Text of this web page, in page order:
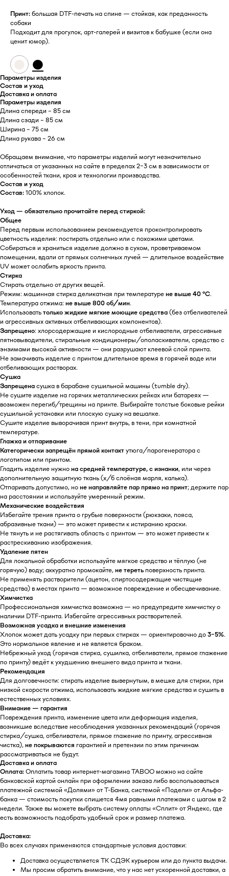
Принт:большая DTF-печать на спине — стойкая, как преданность
собаки
Подходит для прогулок, арт-галерей и визитов к бабушке (если она
ценит юмор).
●
Параметры изделия
Состав и уход
Доставка и оплата
Параметры изделия
Длина спереди - 85 см
Длина сзади - 85 см
Ширина - 75 см
Длина рукава - 26 см
Обращаем внимание, что параметры изделий могут незначительно
отличаться от указанных на сайте в пределах 2–3 см в зависимости от
особенностей ткани, кроя и технологии производства.
Состав и уход
Состав:100% хлопок.
Уход — обязательно прочитайте перед стиркой:
Общее
Перед первым использованием рекомендуется проконтролировать
цветность изделия: постирать отдельно или с похожими цветами.
Собираться и храниться изделие должно в сухом, проветриваемом
помещении, вдали от прямых солнечных лучей — длительное воздействие
UV может ослабить яркость принта.
Стирка
Стирать отдельно от других вещей.
Режим: машинная стирка деликатная при температурене выше 40 °C.
Температура отжима:не выше 800 об/мин.
Использоватьтолько жидкие мягкие моющие средства(без отбеливателей
и агрессивных активных отбеливающих компонентов).
Запрещено: хлорсодержащие и кислородные отбеливатели, агрессивные
пятновыводители, стиральные кондиционеры/ополаскиватели, средство с
энзимами высокой активности — они разрушают клеевой слой принта.
Не замачивать изделие с принтом длительное время в горячей воде или
отбеливающих растворах.
Сушка
Запрещенасушка в барабане сушильной машины (tumble dry).
Не сушите изделие на горячих металлических рейках или батареях —
возможен перегиб/трещины на принте. Выбирайте толстые боковые рейки
сушильной установки или плоскую сушку на вешалке.
Сушите изделие выворачивая принт внутрь, в тени, при комнатной
температуре.
Глажка и отпаривание
Категорически запрещён прямой контактутюга/парогенератора с
логотипом или принтом.
Гладить изделие нужнона средней температуре, с изнанки, или через
дополнительную защитную ткань (х/б слоёная марля, калька).
Отпаривать допустимо, ноне направляйте пар прямо на принт; держите пар
на расстоянии и используйте умеренный режим.
Механические воздействия
Избегайте трения принта о грубые поверхности (рюкзаки, пояса,
абразивные ткани) — это может привести к истиранию краски.
Не тянуть и не растягивать область с принтом — это может привести к
растрескиванию изображения.
Удаление пятен
Для локальной обработки используйте мягкое средство и тёплую (не
горячую) воду; аккуратно промокайте,не тереть поверхность принта.
Не применять растворители (ацетон, спиртосодержащие чистящие
средства) в местах принта — возможное повреждение и обесцвечивание.
Химчистка
Профессиональная химчистка возможна — но предупредите химчистку о
наличии DTF-принта. Избегайте агрессивных растворителей.
Возможная усадка и внешние изменения
Хлопок может дать усадку при первых стирках — ориентировочно до3–5%.
Это нормальное явление и не является браком.
Небрежный уход (горячая стирка, сушилка, отбеливатели, прямое глажение
по принту) ведёт к ухудшению внешнего вида принта и ткани.
Рекомендация
Для долговечности: стирать изделие вывернутым, в мешке для стирки, при
низкой скорости отжима, использовать жидкие мягкие средства и сушить в
естественных условиях.
Внимание — гарантия
Повреждения принта, изменение цвета или деформация изделия,
возникшие вследствие несоблюдения указанных рекомендаций (горячая
стирка/сушка, отбеливатели, прямое глажение по принту, агрессивная
чистка),не покрываются гарантией и претензии по этим причинам
рассматриваться не будут.
Доставка и оплата
Оплата:Оплатить товар интернет-магазина TABOO можно на сайте
банковской картой онлайн при оформлении заказа либо воспользоваться
платежной системой «Долями» от Т-Банка, системой «Подели» от Альфа-
банка — стоимость покупки спишется 4мя равными платежами с шагом в 2
недели. Также вы можете выбрать систему оплаты «Сплит» от Яндекс, где
есть возможность подобрать удобный срок и размер платежа.
Доставка:
Во всех случаях применяются стандартные условия доставки:
Доставка осуществляется ТК СДЭК курьером или до пункта выдачи.
Мы просим обратить внимание, что у нас нет ускоренной доставки, а
БУДЬТЕ В КУРСЕ НАШИХ
НОВИНОК И АКЦИЙ
Подпишитесь на нашу рассылку и
получайте уведомления о наших
скидках и новых поступлениях
Я даю согласие на обработку
персональных данных в
соответствиис политикой
Я даю согласие на получение
email-рассылки
Подписаться